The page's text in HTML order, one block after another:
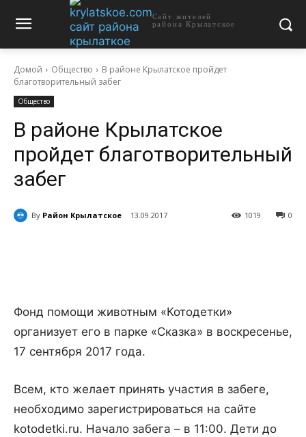
Сайт жителей
района Крылатское
Домой Общество
В районе Крылатское пройдет
благотворительный забег
Общество
В районе Крылатское
пройдет благотворительный
забег
By Район Крылатское 13.09.2017 0
1019
Фонд помощи животным «Котодетки»
организует его в парке «Сказка» в воскресенье,
17 сентября 2017 года.
Всем, кто желает принять участия в забеге,
необходимо зарегистрироваться на сайте
kotodetki.ru. Начало забега – в 11:00. Дети до